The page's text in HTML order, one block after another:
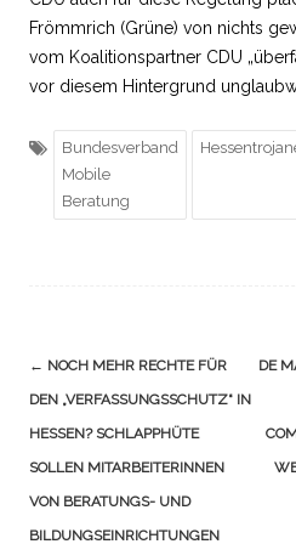
Frömmrich (Grüne) von nichts
vom Koalitionspartner CDU
vor diesem Hintergrund
Bundesverband
Mobile
Beratung
Navigation
(Beiträge)
← NOCH MEHR RECHTE FÜR
DEN „VERFASSUNGSSCHUTZ“ IN
HESSEN? SCHLAPPHÜTE
SOLLEN MITARBEITERINNEN
VON BERATUNGS- UND
BILDUNGSEINRICHTUNGEN
DE